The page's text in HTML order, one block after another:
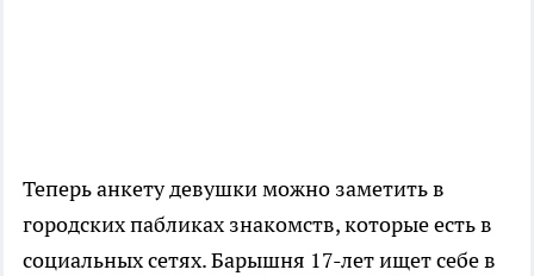
Теперь анкету девушки можно заметить в
городских пабликах знакомств, которые есть в
социальных сетях. Барышня 17-лет ищет себе в